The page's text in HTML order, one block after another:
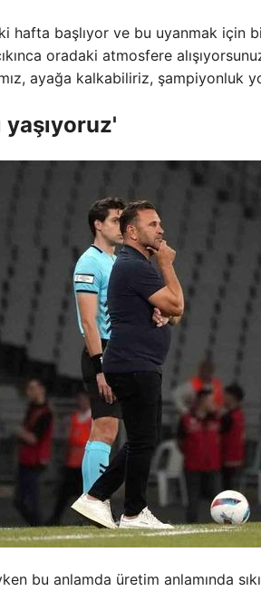
hafta başlıyor ve bu uyanmak için
oradaki atmosfere
ayağa kalkabiliriz, şampiyonluk
yaşıyoruz'
bu anlamda üretim anlamında